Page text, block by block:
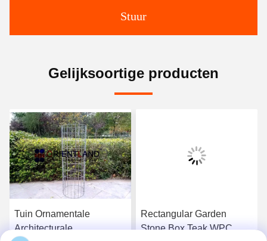
Stuur
Gelijksoortige producten
Rectangular Garden
Stone Box Teak WPC
Tuin Decoratie Galfan
Gabion manden